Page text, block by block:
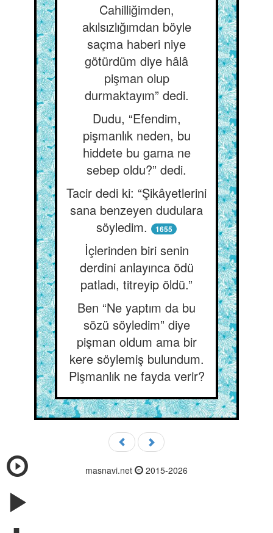
Cahilliğimden,
akılsızlığımdan böyle
saçma haberi niye
götürdüm diye hâlâ
pişman olup
durmaktayım” dedi.
Dudu, “Efendim,
pişmanlık neden, bu
hiddete bu gama ne
sebep oldu?” dedi.
Tacir dedi ki: “Şikâyetlerini
sana benzeyen dudulara
söyledim.
1655
İçlerinden biri senin
derdini anlayınca ödü
patladı, titreyip öldü.”
Ben “Ne yaptım da bu
sözü söyledim” diye
pişman oldum ama bir
kere söylemiş bulundum.
Pişmanlık ne fayda verir?
masnavi.net 2015-2026